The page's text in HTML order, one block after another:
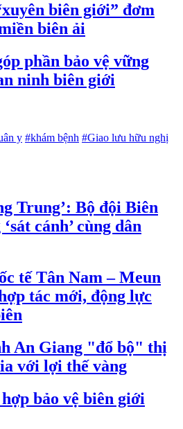
biên giới” đơm
biên ải
phần bảo vệ vững
ninh biên giới
y #khám bệnh #Giao lưu hữu nghị
Trung’: Bộ đội Biên
cánh’ cùng dân
tế Tân Nam – Meun
tác mới, động lực
An Giang "đổ bộ" thị
với lợi thế vàng
bảo vệ biên giới